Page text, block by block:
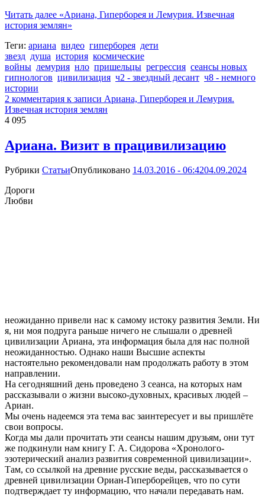
Читать далее «Ариана, Гиперборея и Лемурия. Извечная
история землян»
Теги: ариана видео гиперборея дети
звезд душа история космические
войны лемурия нло пришельцы регрессия сеансы новых
гипнологов цивилизация ч2 - звездный десант ч8 - немного
истории
2 комментария к записи Ариана, Гиперборея и Лемурия.
Извечная история землян
4 095
Ариана. Визит в працивилизацию
Рубрики СтатьиОпубликовано 14.03.2016 - 06:4204.09.2024
Дороги
Любви
неожиданно привели нас к самому истоку развития Земли. Ни
я, ни моя подруга раньше ничего не слышали о древней
цивилизации Ариана, эта информация была для нас полной
неожиданностью. Однако наши Высшие аспекты
настоятельно рекомендовали нам продолжать работу в этом
направлении.
На сегодняшний день проведено 3 сеанса, на которых нам
рассказывали о жизни высоко-духовных, красивых людей –
Ариан.
Мы очень надеемся эта тема вас заинтересует и вы пришлёте
свои вопросы.
Когда мы дали прочитать эти сеансы нашим друзьям, они тут
же подкинули нам книгу Г. А. Сидорова «Хронолого-
эзотерический анализ развития современной цивилизации».
Там, со ссылкой на древние русские веды, рассказывается о
древней цивилизации Ориан-Гиперборейцев, что по сути
подтверждает ту информацию, что начали передавать нам.